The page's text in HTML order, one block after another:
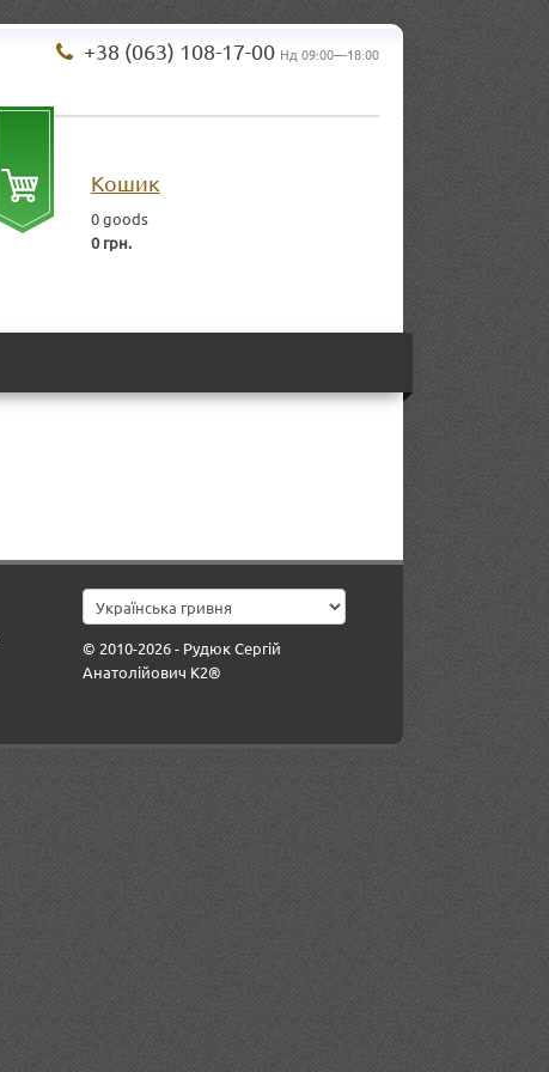
+38 (063) 108-17-00 Нд 09:00—18:00
Кошик
0goods
0 грн.
© 2010-2026 - Рудюк Сергій
Анатолійович К2®